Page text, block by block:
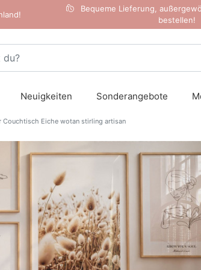
Bequeme Lieferung,
bestellen!
Neuigkeiten Sonderangebote
Couchtisch Eiche wotan stirling artisan